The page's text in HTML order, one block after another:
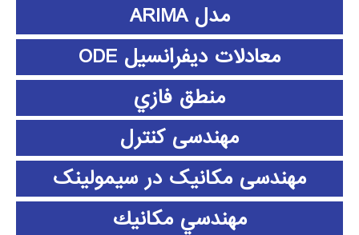
مدل ARIMA
معادلات دیفرانسیل ODE
منطق فازي
مهندسی کنترل
مهندسی مکانیک در سیمولینک
مهندسي مكانيك